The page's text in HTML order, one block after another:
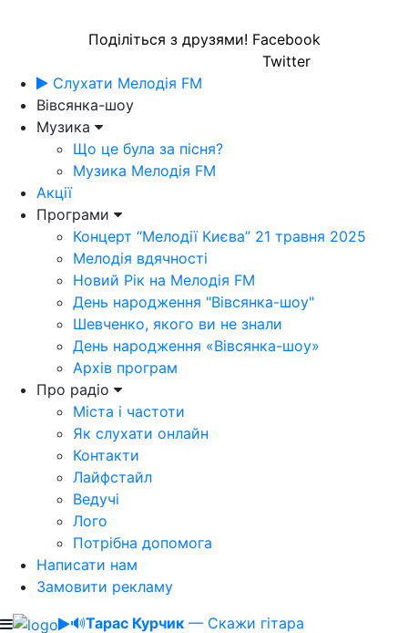
Поділіться з друзями! Facebook
Twitter
Слухати Мелодія FM
Вівсянка-шоу
Музика
Що це була за пісня?
Музика Мелодія FM
Акції
Програми
Концерт “Мелодії Києва” 21 травня 2025
Мелодія вдячності
Новий Рік на Мелодія FM
День народження "Вівсянка-шоу"
Шевченко, якого ви не знали
День народження «Вівсянка-шоу»
Архів програм
Про радіо
Міста і частоти
Як слухати онлайн
Контакти
Лайфстайл
Ведучі
Лого
Потрібна допомога
Написати нам
Замовити рекламу
🔊Тарас Курчик — Скажи гітара